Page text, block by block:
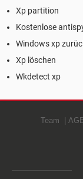
Xp partition
Kostenlose
Windows xp
Xp löschen
Wkdetect xp
Team